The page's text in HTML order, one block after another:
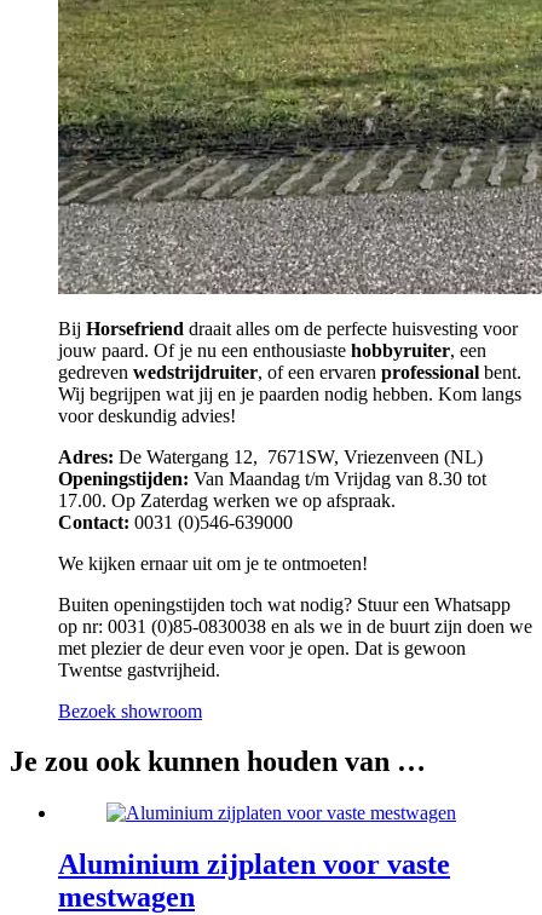
Bij Horsefriend draait alles om de perfecte huisvesting voor
jouw paard. Of je nu een enthousiaste hobbyruiter, een
gedreven wedstrijdruiter, of een ervaren professional bent.
Wij begrijpen wat jij en je paarden nodig hebben. Kom langs
voor deskundig advies!
Adres: De Watergang 12, 7671SW, Vriezenveen (NL)
Openingstijden: Van Maandag t/m Vrijdag van 8.30 tot
17.00. Op Zaterdag werken we op afspraak.
Contact: 0031 (0)546-639000
We kijken ernaar uit om je te ontmoeten!
Buiten openingstijden toch wat nodig? Stuur een Whatsapp
op nr: 0031 (0)85-0830038 en als we in de buurt zijn doen we
met plezier de deur even voor je open. Dat is gewoon
Twentse gastvrijheid.
Bezoek showroom
Je zou ook kunnen houden van …
Aluminium zijplaten voor vaste
mestwagen